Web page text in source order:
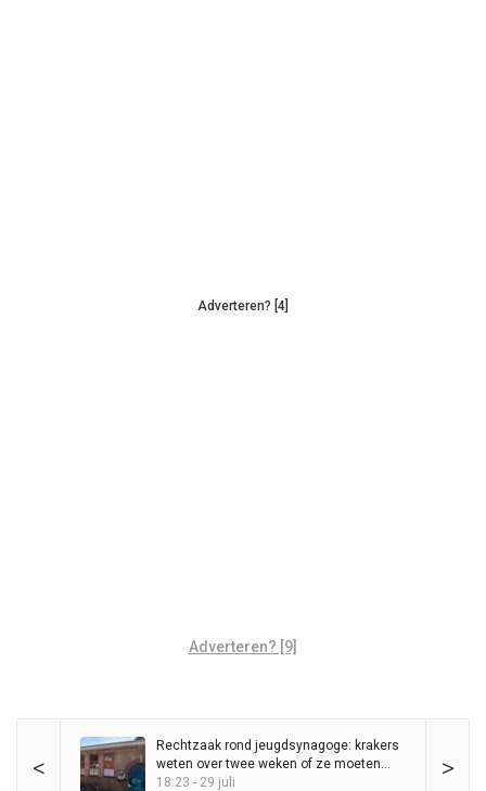
Adverteren? [4]
Adverteren? [9]
< >
Rechtzaak rond jeugdsynagoge: krakers
weten over twee weken of ze moeten
vertrekken
18:23 - 29 juli